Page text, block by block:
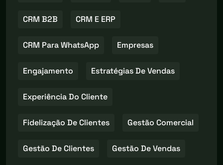
CRM B2B CRM E ERP
CRM Para WhatsApp Empresas
Engajamento Estratégias De Vendas
Experiência Do Cliente
Fidelização De Clientes Gestão Comercial
Gestão De Clientes Gestão De Vendas